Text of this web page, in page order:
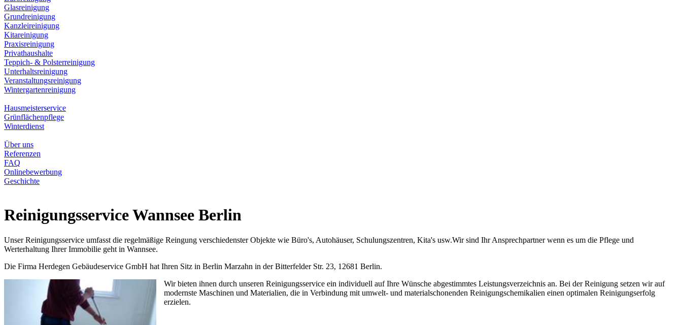
Glasreinigung
Grundreinigung
Kanzleireinigung
Kitareinigung
Praxisreinigung
Privathaushalte
Teppich- & Polsterreinigung
Unterhaltsreinigung
Veranstaltungsreinigung
Wintergartenreinigung
Hausmeisterservice
Grünflächenpflege
Winterdienst
Über uns
Referenzen
FAQ
Onlinebewerbung
Geschichte
Reinigungsservice Wannsee Berlin
Unser Reinigungsservice umfasst die regelmäßige Reingung verschiedenster Objekte wie Büro's, Autohäuser, Schulungszentren, Kita's usw.Wir sind Ihr Ansprechpartner wenn es um die Pflege und
Werterhaltung Ihrer Immobilie geht in Wannsee.
Die Firma Herdegen Gebäudeservice GmbH hat Ihren Sitz in Berlin Marzahn in der Bitterfelder Str. 23, 12681 Berlin.
Wir bieten ihnen durch unseren Reinigungsservice ein individuell auf Ihre Wünsche abgestimmtes Leistungsverzeichnis an. Bei der Reinigung setzen wir auf
modernste Maschinen und Materialien, die in Verbindung mit umwelt- und materialschonenden Reinigungschemikalien einen optimalen Reinigungserfolg
erzielen.